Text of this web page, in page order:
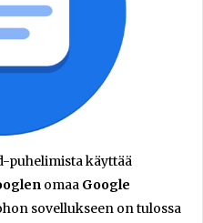
puhelimista käyttää
omaa Google
sovellukseen on tulossa